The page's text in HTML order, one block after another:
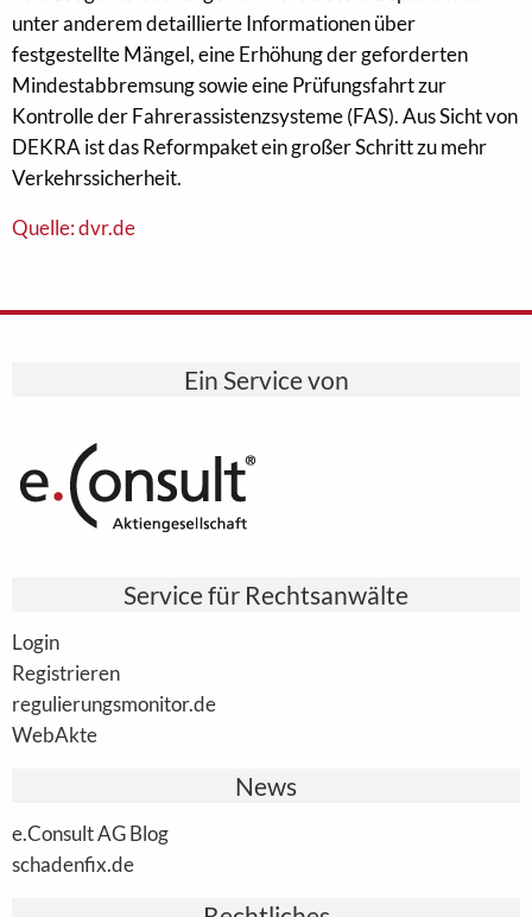
unter anderem detaillierte Informationen über
festgestellte Mängel, eine Erhöhung der geforderten
Mindestabbremsung sowie eine Prüfungsfahrt zur
Kontrolle der Fahrerassistenzsysteme (FAS). Aus Sicht von
DEKRA ist das Reformpaket ein großer Schritt zu mehr
Verkehrssicherheit.
Quelle: dvr.de
Ein Service von
Service für Rechtsanwälte
Login
Registrieren
regulierungsmonitor.de
WebAkte
News
e.Consult AG Blog
schadenfix.de